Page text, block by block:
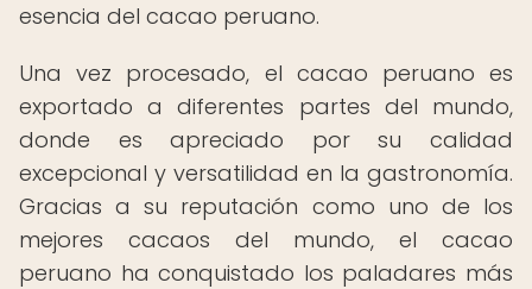
esencia del cacao peruano.
Una vez procesado, el cacao peruano es
exportado a diferentes partes del mundo,
donde es apreciado por su calidad
excepcional y versatilidad en la gastronomía.
Gracias a su reputación como uno de los
mejores cacaos del mundo, el cacao
peruano ha conquistado los paladares más